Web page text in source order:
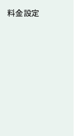
料金設定